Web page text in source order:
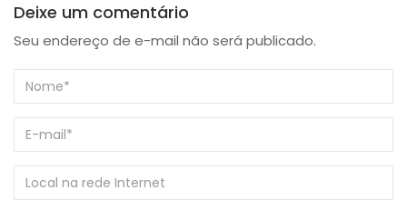
Deixe um comentário
Seu endereço de e-mail não será publicado.